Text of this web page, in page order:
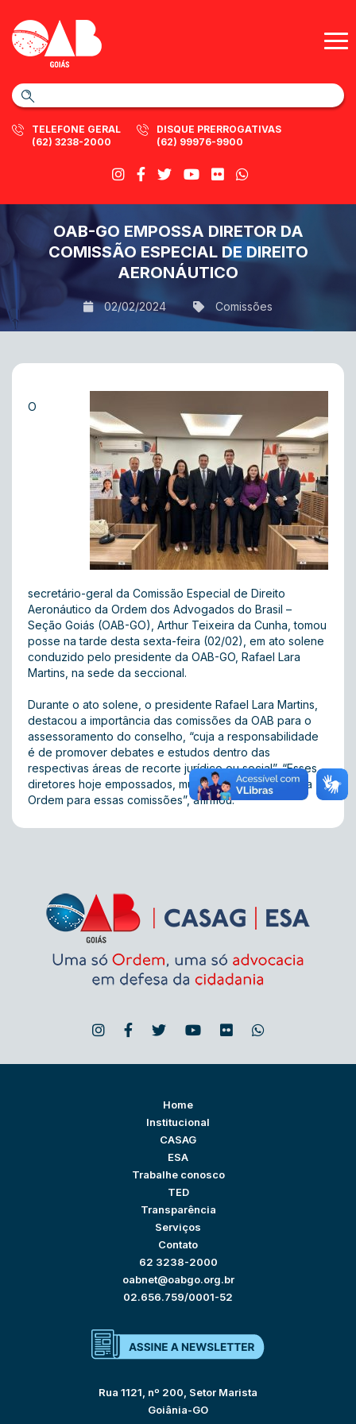
TELEFONE GERAL
(62) 3238-2000
DISQUE PRERROGATIVAS
(62) 99976-9900
OAB-GO EMPOSSA DIRETOR DA
COMISSÃO ESPECIAL DE DIREITO
AERONÁUTICO
02/02/2024 Comissões
O
secretário-geral da Comissão Especial de Direito
Aeronáutico da Ordem dos Advogados do Brasil –
Seção Goiás (OAB-GO), Arthur Teixeira da Cunha, tomou
posse na tarde desta sexta-feira (02/02), em ato solene
conduzido pelo presidente da OAB-GO, Rafael Lara
Martins, na sede da seccional.
Durante o ato solene, o presidente Rafael Lara Martins,
destacou a importância das comissões da OAB para o
assessoramento do conselho, “cuja a responsabilidade
é de promover debates e estudos dentro das
respectivas áreas de recorte jurídico ou social”. “Esses
diretores hoje empossados, muito bem representam a
Ordem para essas comissões”, afirmou.
Home
Institucional
CASAG
ESA
Trabalhe conosco
TED
Transparência
Serviços
Contato
62 3238-2000
oabnet@oabgo.org.br
02.656.759/0001-52
Rua 1121, nº 200, Setor Marista
Goiânia-GO